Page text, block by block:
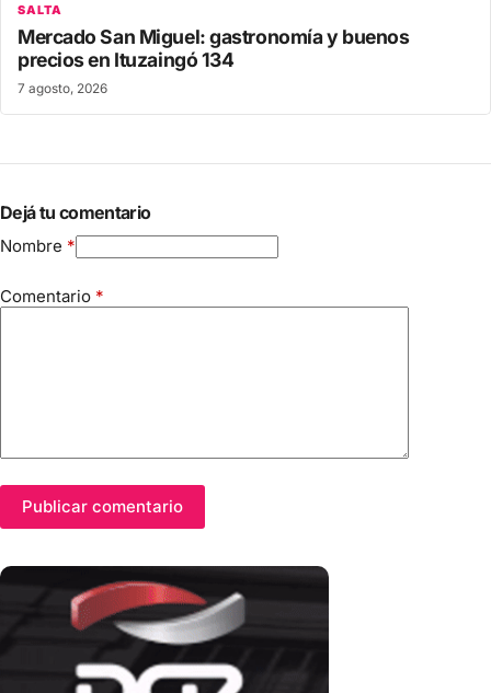
SALTA
Mercado San Miguel: gastronomía y buenos
precios en Ituzaingó 134
7 agosto, 2026
Dejá tu comentario
Nombre *
Comentario *
Publicar comentario